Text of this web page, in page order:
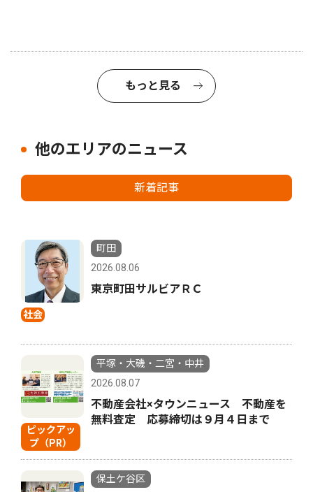
もっと見る
他のエリアのニュース
新着記事
社会
町田
2026.08.06
東京町田サルビアＲＣ
ピックアッ
プ（PR）
平塚・大磯・二宮・中井
2026.08.07
不動産会社×タウンニュース 不動産を
無料査定 応募締切は９月４日まで
保土ケ谷区